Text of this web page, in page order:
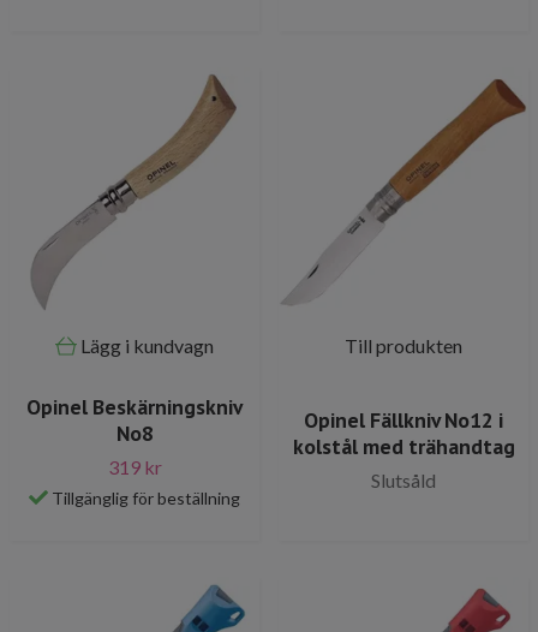
Lägg i kundvagn
Opinel Beskärningskniv
No8
319 kr
Tillgänglig för beställning
Till produkten
Opinel Fällkniv No12 i
kolstål med trähandtag
Slutsåld